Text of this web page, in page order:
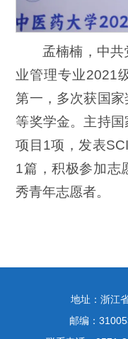
孟楠楠，中
业管理专业2021
第一，多次获国
等奖学金。主持
项目1项，发表
1篇，积极参加志
秀青年志愿者。
地址：浙江
邮编：